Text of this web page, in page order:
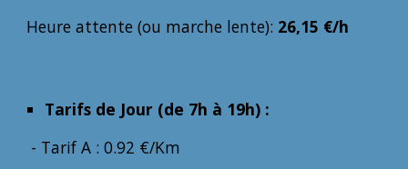
Heure attente (ou marche lente): 26,15 €/h
Tarifs de Jour (de 7h à 19h) :
- Tarif A : 0.92 €/Km